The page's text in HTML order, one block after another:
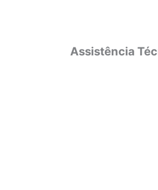
Assistência